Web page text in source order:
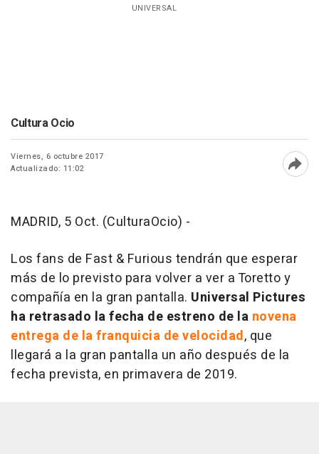
UNIVERSAL
Cultura Ocio
Viernes, 6 octubre 2017
Actualizado: 11:02
MADRID, 5 Oct. (CulturaOcio) -
Los fans de Fast & Furious tendrán que esperar
más de lo previsto para volver a ver a Toretto y
compañía en la gran pantalla. Universal Pictures
ha retrasado la fecha de estreno de la novena
entrega de la franquicia de velocidad, que
llegará a la gran pantalla un año después de la
fecha prevista, en primavera de 2019.